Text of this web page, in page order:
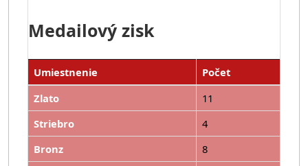
Medailový zisk
Umiestnenie
Počet
Zlato
11
Striebro
4
Bronz
8